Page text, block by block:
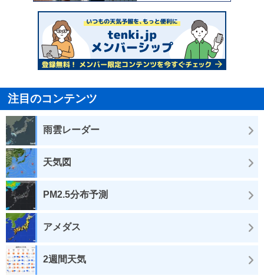
注目のコンテンツ
雨雲レーダー
天気図
PM2.5分布予測
アメダス
2週間天気